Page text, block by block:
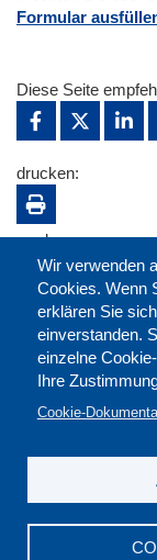
Formular
Wir verwenden
Cookies. Wenn
erklären Sie
einverstanden.
einzelne
Ihre
Cookie-
Diese Seite
drucken:
merken: